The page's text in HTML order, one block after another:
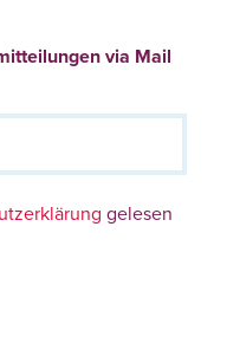
via Mail
gelesen